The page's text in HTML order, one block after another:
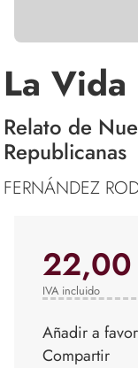
La Vida
Relato de
Republicanas
FERNÁNDEZ
IVA incluido
Añadir a
Compartir